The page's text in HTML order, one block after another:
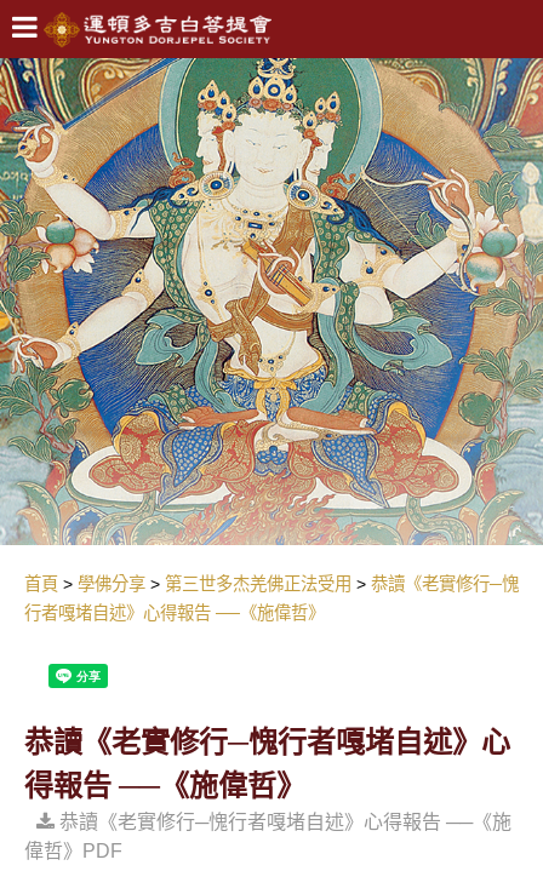
首頁 學佛分享 第三世多杰羌佛正法受用
恭讀《老實修行─愧
行者嘎堵自述》心得報告 ──《施偉哲》
恭讀《老實修行─愧行者嘎堵自述》心
得報告 ──《施偉哲》
恭讀《老實修行─愧行者嘎堵自述》心得報告 ──《施
偉哲》PDF